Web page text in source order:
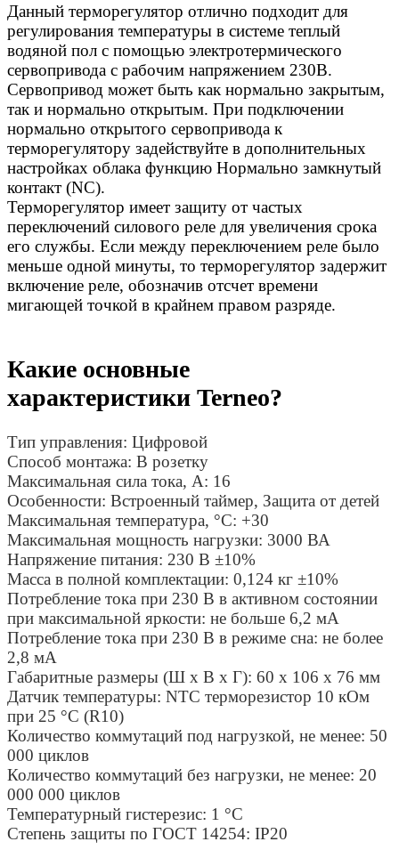
Данный терморегулятор отлично подходит для
регулирования температуры в системе теплый
водяной пол с помощью электротермического
сервопривода с рабочим напряжением 230В.
Сервопривод может быть как нормально закрытым,
так и нормально открытым. При подключении
нормально открытого сервопривода к
терморегулятору задействуйте в дополнительных
настройках облака функцию Нормально замкнутый
контакт (NC).
Терморегулятор имеет защиту от частых
переключений силового реле для увеличения срока
его службы. Если между переключением реле было
меньше одной минуты, то терморегулятор задержит
включение реле, обозначив отсчет времени
мигающей точкой в крайнем правом разряде.
Какие основные
характеристики Terneo?
Тип управления: Цифровой
Способ монтажа: В розетку
Максимальная сила тока, A: 16
Особенности: Встроенный таймер, Защита от детей
Максимальная температура, °C: +30
Максимальная мощность нагрузки: 3000 ВА
Напряжение питания: 230 В ±10%
Масса в полной комплектации: 0,124 кг ±10%
Потребление тока при 230 В в активном состоянии
при максимальной яркости: не больше 6,2 мА
Потребление тока при 230 В в режиме сна: не более
2,8 мА
Габаритные размеры (Ш х В х Г): 60 х 106 х 76 мм
Датчик температуры: NTC терморезистор 10 кОм
при 25 °С (R10)
Количество коммутаций под нагрузкой, не менее: 50
000 циклов
Количество коммутаций без нагрузки, не менее: 20
000 000 циклов
Температурный гистерезис: 1 °С
Степень защиты по ГОСТ 14254: ІР20